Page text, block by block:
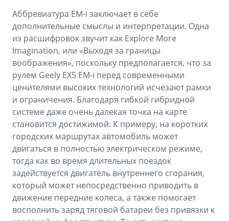
Аббревиатура EM-i заключает в себе
дополнительные смыслы и интерпретации. Одна
из расшифровок звучит как Explore More
Imagination, или «Выходя за границы
воображения», поскольку предполагается, что за
рулем Geely EX5 EM-i перед современными
ценителями высоких технологий исчезают рамки
и ограничения. Благодаря гибкой гибридной
системе даже очень далекая точка на карте
становится достижимой. К примеру, на коротких
городских маршрутах автомобиль может
двигаться в полностью электрическом режиме,
тогда как во время длительных поездок
задействуется двигатель внутреннего сгорания,
который может непосредственно приводить в
движение передние колеса, а также помогает
восполнить заряд тяговой батареи без привязки к